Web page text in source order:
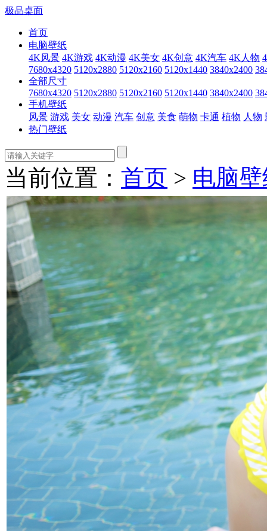
极品桌面
首页
电脑壁纸
4K风景 4K游戏 4K动漫 4K美女 4K创意 4K汽车 4K人物
7680x4320 5120x2880 5120x2160 5120x1440 3840x2400
全部尺寸
7680x4320 5120x2880 5120x2160 5120x1440 3840x2400
手机壁纸
风景 游戏 美女 动漫 汽车 创意 美食 萌物 卡通 植物 人物
热门壁纸
当前位置： 首页 > 电脑